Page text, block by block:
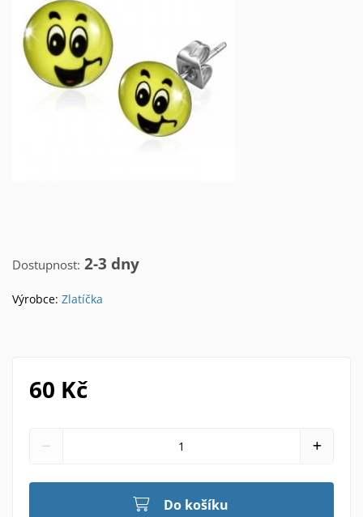
Dostupnost: 2-3 dny
Výrobce: Zlatíčka
60 Kč
Do košíku